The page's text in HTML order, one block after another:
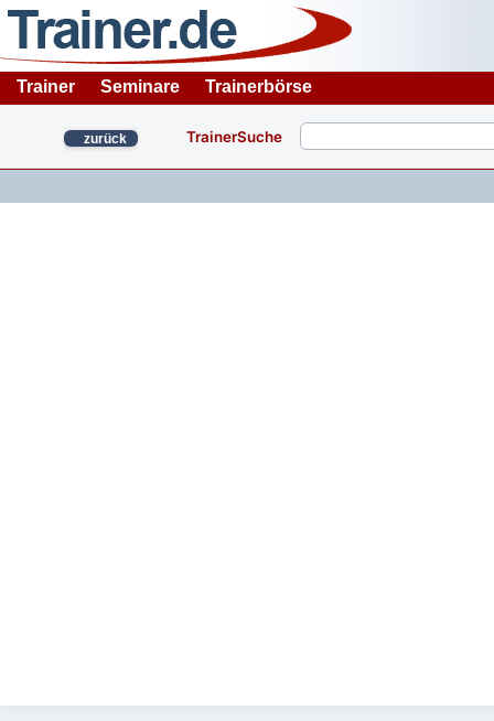
Trainer Seminare Trainerbörse
zurück TrainerSuche